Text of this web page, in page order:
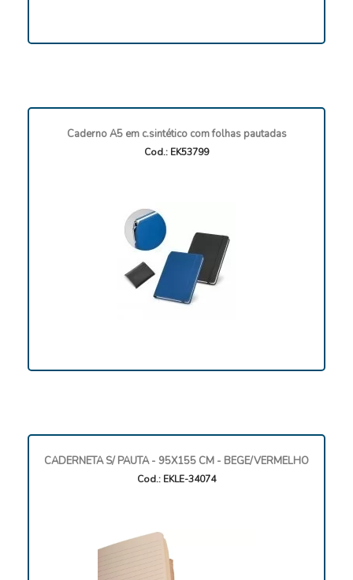
Caderno A5 em c.sintético com folhas pautadas
Cod.: EK53799
CADERNETA S/ PAUTA - 95X155 CM - BEGE/VERMELHO
Cod.: EKLE-34074